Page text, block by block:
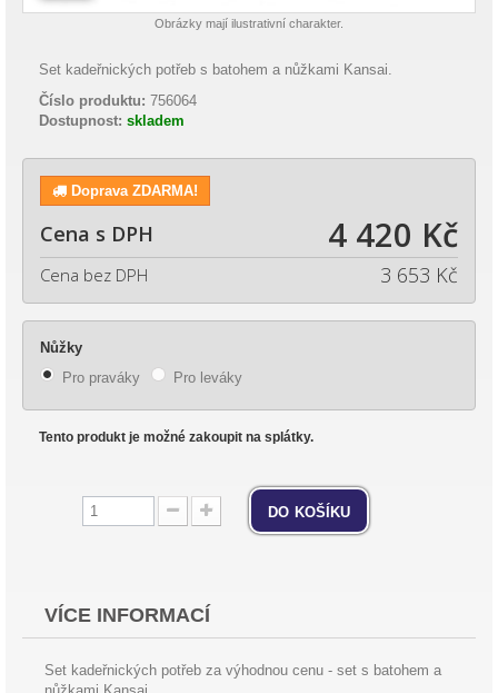
Obrázky mají ilustrativní charakter.
Set kadeřnických potřeb s batohem a nůžkami Kansai.
Číslo produktu: 756064
Dostupnost: skladem
Doprava ZDARMA!
Cena s DPH 4 420 Kč
Cena bez DPH 3 653 Kč
Nůžky
Pro praváky
Pro leváky
Tento produkt je možné zakoupit na splátky.
do košíku
VÍCE INFORMACÍ
Set kadeřnických potřeb za výhodnou cenu - set s batohem a